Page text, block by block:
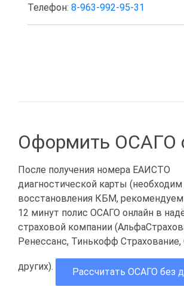
Телефон: 8-963-992-95-31
Оформить ОСАГО
После получения номера ЕАИСТО
диагностической карты
восстановления КБМ,
12 минут полис ОСАГО онлайн в
страховой компании
Ренессанс, Тинькофф Страхование,
других). Рассчитать ОСАГО без